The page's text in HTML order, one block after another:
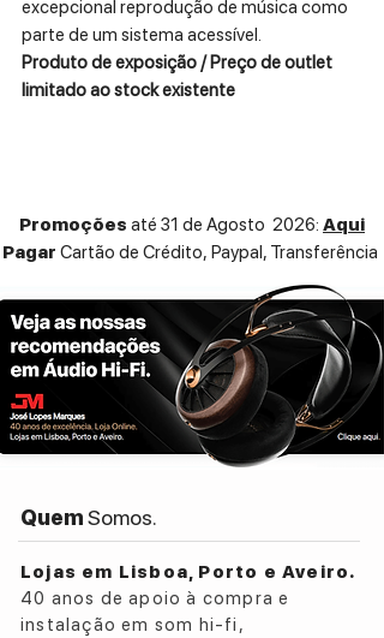
excepcional reprodução de música como
parte de um sistema acessível.
Produto de exposição / Preço de outlet
limitado ao stock existente
Promoções até 31 de Agosto 2026: Aqui
Pagar Cartão de Crédito, Paypal, Transferência
QuemSomos.
Lojas em Lisboa, Porto e Aveiro.
40 anos de apoio à compra e
instalação em som hi-fi,